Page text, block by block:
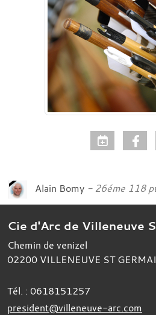
Alain Bomy 26éme 118
Cie d'Arc de Villeneuve
Chemin de venizel
02200 VILLENEUVE ST
Tél. : 0618151257
president@villeneuve-arc.com